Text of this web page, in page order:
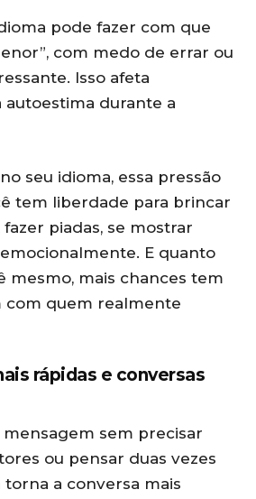
pode fazer com que
com medo de errar ou
Isso afeta
durante a
seu idioma, essa pressão
tem liberdade para brincar
fazer piadas, se mostrar
E quanto
mesmo, mais chances tem
com quem realmente
rápidas e conversas
sem precisar
ou pensar duas vezes
torna a conversa mais